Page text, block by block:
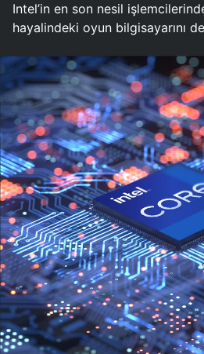
Intel’in en son nesil
hayalindeki oyun bilgisayarını